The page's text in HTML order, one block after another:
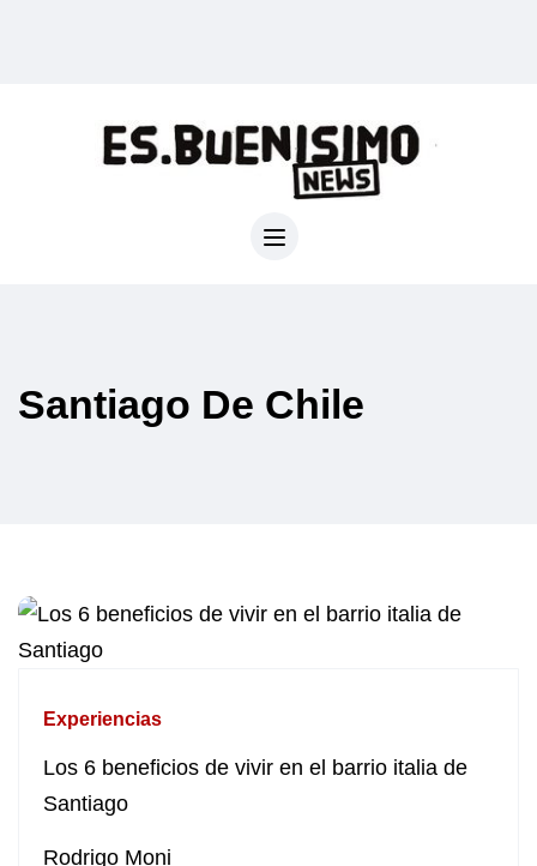
Santiago De Chile
Experiencias
Los 6 beneficios de vivir en el barrio italia de
Santiago
Rodrigo Moni